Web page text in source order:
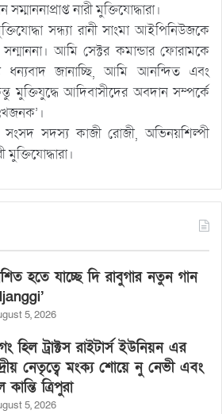
নারী মুক্তিযোদ্ধারা।
সন্ধ্যা রানী সাংমা আইপিনিউজকে
আমি সেক্টর কমান্ডার ফোরামকে
ধন্যবাদ জানাচ্ছি, আমি আনন্দিত এবং
মুক্তিযুদ্ধে আদিবাসীদের অবদান সম্পর্কে
সংসদ সদস্য কাজী রোজী, অভিনয়শিল্পী
হতে যাচ্ছে দি রাবুগার নতুন গান
5, 2026
হিল ট্রাক্টস রাইটার্স ইউনিয়ন এর
নেতৃত্বে মংক্য শোয়ে নু নেভী এবং
ত্রিপুরা
5, 2026